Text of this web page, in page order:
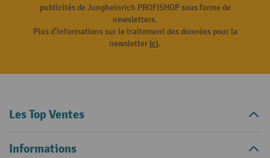
publicités de Jungheinrich PROFISHOP sous forme de
newsletters.
Plus d'informations sur le traitement des données pour la
newsletterici.
Les Top Ventes
Informations